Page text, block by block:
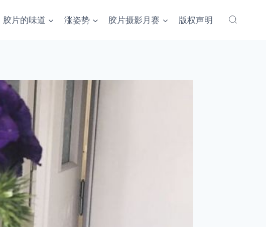
胶片的味道 涨姿势 胶片摄影月赛 版权声明